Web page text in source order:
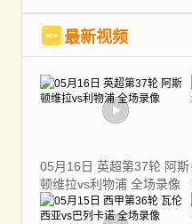
最新视频
05月16日 英超第37轮 阿斯
顿维拉vs利物浦 全场录像